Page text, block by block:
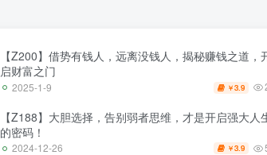
【Z200】借势有钱人，远离没钱人，揭秘赚钱之道，
启财富之门
2025-1-9 ￥3.9
【Z188】大胆选择，告别弱者思维，才是开启强大人
的密码！
2024-12-26 ￥3.9